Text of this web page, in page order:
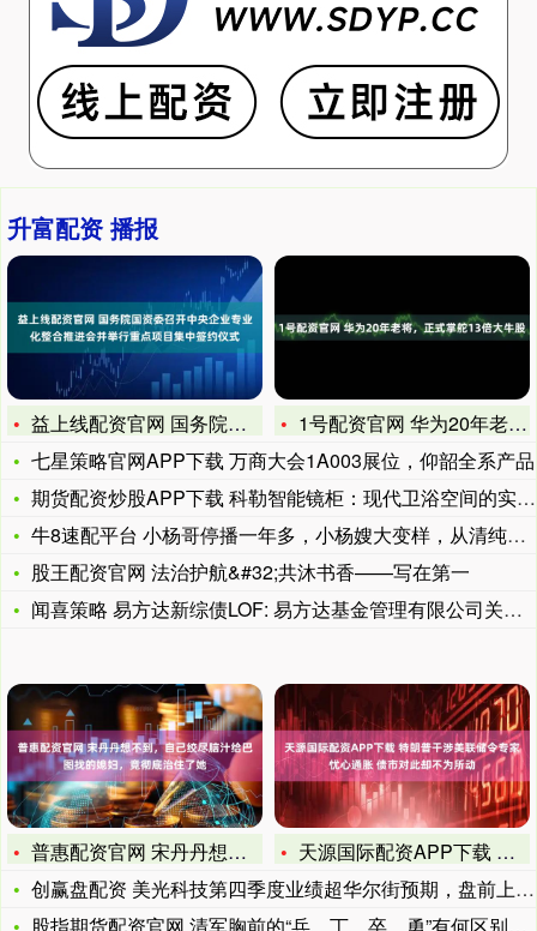
升富配资 播报
益上线配资官网 国务院国资委召开中央企业专业化整合推进会并举
1号配资官网 华为20年老将，正式掌舵13倍大牛股
七星策略官网APP下载 万商大会1A003展位，仰韶全系产品
期货配资炒股APP下载 科勒智能镜柜：现代卫浴空间的实用美学
牛8速配平台 小杨哥停播一年多，小杨嫂大变样，从清纯脸变欧美
股王配资官网 法治护航&#32;共沐书香——写在第一
闻喜策略 易方达新综债LOF: 易方达基金管理有限公司关于终
普惠配资官网 宋丹丹想不到，自己绞尽脑汁给巴图找的媳妇，竟彻
天源国际配资APP下载 特朗普干涉美联储令专家忧心通胀 债市
创赢盘配资 美光科技第四季度业绩超华尔街预期，盘前上涨2%